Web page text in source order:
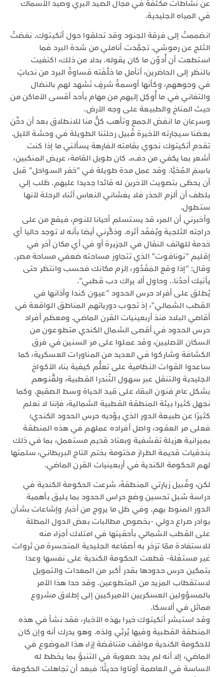
عن نشاطات مكثفة في مجال الصيد البري وصيد الأسماك
في المياه الجليدية.
انضممتُ إلى فرقة الجنود وقد تحلقوا حول أتكيتوك. نفضتُ
الثلج عن رموشي. تجمَّدت أناملي من شدة البرد فما
استطعت أن أُدوِّن ما كان يقوله. بدلا من ذلك، اكتفيت
بالنظر إلى الحاضرين، أتأمل ما خلَّفَته قساوةُ البرد من ندباتٍ
في وجوههم، وكأنها أوسمةُ شرفٍ تَشهد لهم بالنضال
والتفاني في ما أُوكِل إليهم من مهام بأحد أقسى الأماكن من
حيث المناخ والطبيعة على وجه الأرض.
وسرعان ما انفض الجمع وتأهب كلٌّ منا للانطلاق بعد أن دخّن
بعضنا سيجارته الأخيرة قُبيل رحلتنا الطويلة في وحشة الليل.
تقدم أتكيتوك نحوي بقامته الفارهة يسألني ما إذا كنت
أشعر بما يكفي من دفء. كان طويل القامة، عريض المنكبين،
باسِمَ المُحَيَّا. وقد عمل مدة طويلة في "خفر السواحل" قبل
أن يحظى بتصويت الآخرين له قائدا جديدا عليهم. طَلب إلي
بلطف أن ألزم الحذر فلا يغشاني النعاس أثناء الرحلة لأنها
ستطول.
وأخبرني أن المرء قد يستسلم أحيانا للنوم، فيقع من على
دراجته الثلجية ويُفقَد أثره. وذكَّرني أيضا بأنه لا توجد حاليا أي
خدمة للهاتف النقال في الجزيرة أو في أي مكان آخر في
إقليم "نونافوت" الذي تتجاوز مساحته ضعفي مساحة مصر.
وقال: "إذا وقع المَقْدُور، اِلزم مكانك فحسب وانتظر حتى
يأتيك أحدُنا.. وحاول ألا يراك دب قطبي".
يُطلق على أفراد حرس الحدود "عيون كندا وآذانها في
القطب الشمالي"، إذ تجوب دورياتهم المناطق الواقعة في
أقاصي البلاد منذ أربعينيات القرن الماضي. ومعظم أفراد
حرس الحدود في أقصى الشمال الكندي متطوعون من
السكان الأصليين، وقد عملوا على مر السنين في فرق
الكشافة وشاركوا في العديد من المناورات العسكرية، كما
ساعدوا القوات النظامية على تعلُّم كيفية بناء الأكواخ
الجليدية والتنقل عبر سهول التُندرا القطبية، ولقَّنوهم
بشكل عام فنون البقاء على قيد الحياة وسط الصقيع. وكما
نجهل كثيرا بيئة المنطقة القطبية الشمالية، فإننا لا نعلم
كثيرًا عن طبيعة الدور الذي يؤديه حرس الحدود الكندي؛
فعلى مر العقود، واصل أفراده عملهم في هذه المنطقة
بميزانية هزيلة تقشفية وبعتاد قديم مستعمل، بما في ذلك
بندقيات قديمة الطراز مختومة بختم التاج البريطاني، سلمتها
لهم الحكومة الكندية في أربعينيات القرن الماضي.
لكن، وقُبيل زيارتي المنطقةَ، شرعت الحكومة الكندية في
دراسة سُبل تحسين وضع حراس الحدود بما يليق بأهمية
الدور المنوط بهم. وفي ظل ما يروج من أخبار وإشاعات بشأن
بوادر صراع دولي -بخصوص مطالبات بعض الدول المطلة
على القطب الشمالي بأحقيتها في امتلاك أجزاء منه
للاستفادة ممّا تزخر به أصقاعه الجليدية المنحسرة من ثروات
غير مستغَلة- قطعت الحكومة الكندية على نفسها وعدا
بتمكين حرس حدودها بقدر أكبر من المعدات والتمويل
لاستقطاب المزيد من المتطوعين. وقد حدا هذا الأمر
بالمسؤولين العسكريين الأميركيين إلى إطلاق مشروع
مماثل في ألاسكا.
وقد استبشر أتكيتوك خيرا بهذه الأخبار، فقد نشأ في هذه
المنطقة القطبية وفيها يُربِّي ولدَه. وهو يدرك أنه وإن كان
للحكومة الكندية مواقف متناقضة إزاء هذا الموضوع في
الماضي، إلا أنه لم يجد صعوبة في التنبؤ بما يخطط له
الساسة في العاصمة أوتاوا حديثًا: فبعد أن تجاهلت الحكومة